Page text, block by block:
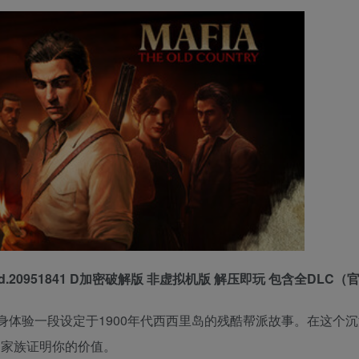
D加密破解版 非虚拟机版 解压即玩 包含全DLC（官
验一段设定于1900年代西西里岛的残酷帮派故事。在这个
族证明你的价值。